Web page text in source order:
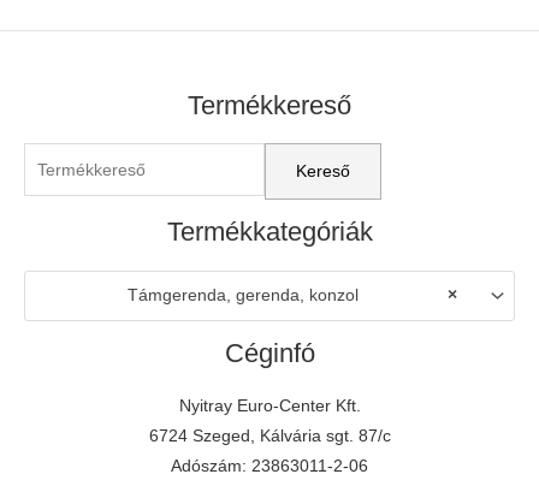
Termékkereső
Termékkategóriák
×
Támgerenda, gerenda, konzol
Céginfó
Nyitray Euro-Center Kft.
6724 Szeged, Kálvária sgt. 87/c
Adószám: 23863011-2-06